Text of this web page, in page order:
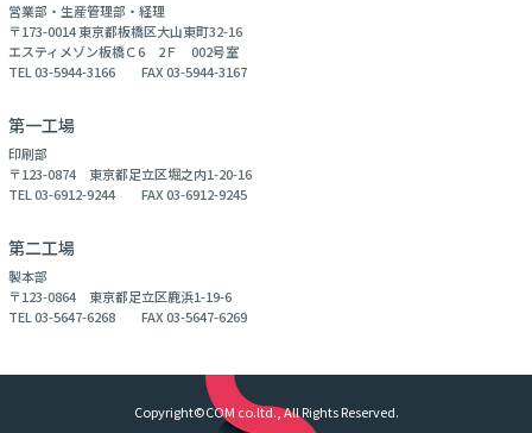
営業部・生産管理部・経理
〒173-0014 東京都板橋区大山東町32-16
エスティメゾン板橋Ｃ6 2Ｆ 002号室
TEL 03-5944-3166 FAX 03-5944-3167
第一工場
印刷部
〒123-0874 東京都足立区堀之内1-20-16
TEL 03-6912-9244 FAX 03-6912-9245
第二工場
製本部
〒123-0864 東京都足立区鹿浜1-19-6
TEL 03-5647-6268 FAX 03-5647-6269
Copyright©COM co.ltd., All Rights Reserved.